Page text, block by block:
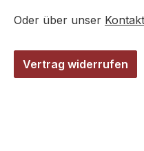
Oder über unser
Vertrag widerrufen